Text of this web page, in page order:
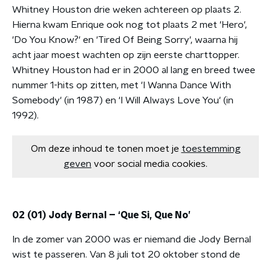
Whitney Houston drie weken achtereen op plaats 2.
Hierna kwam Enrique ook nog tot plaats 2 met 'Hero',
'Do You Know?' en 'Tired Of Being Sorry', waarna hij
acht jaar moest wachten op zijn eerste charttopper.
Whitney Houston had er in 2000 al lang en breed twee
nummer 1-hits op zitten, met 'I Wanna Dance With
Somebody' (in 1987) en 'I Will Always Love You' (in
1992).
Om deze inhoud te tonen moet je toestemming
geven voor social media cookies.
02 (01) Jody Bernal – ‘Que Si, Que No’
In de zomer van 2000 was er niemand die Jody Bernal
wist te passeren. Van 8 juli tot 20 oktober stond de